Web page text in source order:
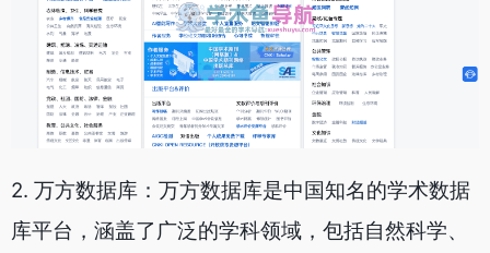
2. 万方数据库：万方数据库是中国知名的学术数据
库平台，涵盖了广泛的学科领域，包括自然科学、